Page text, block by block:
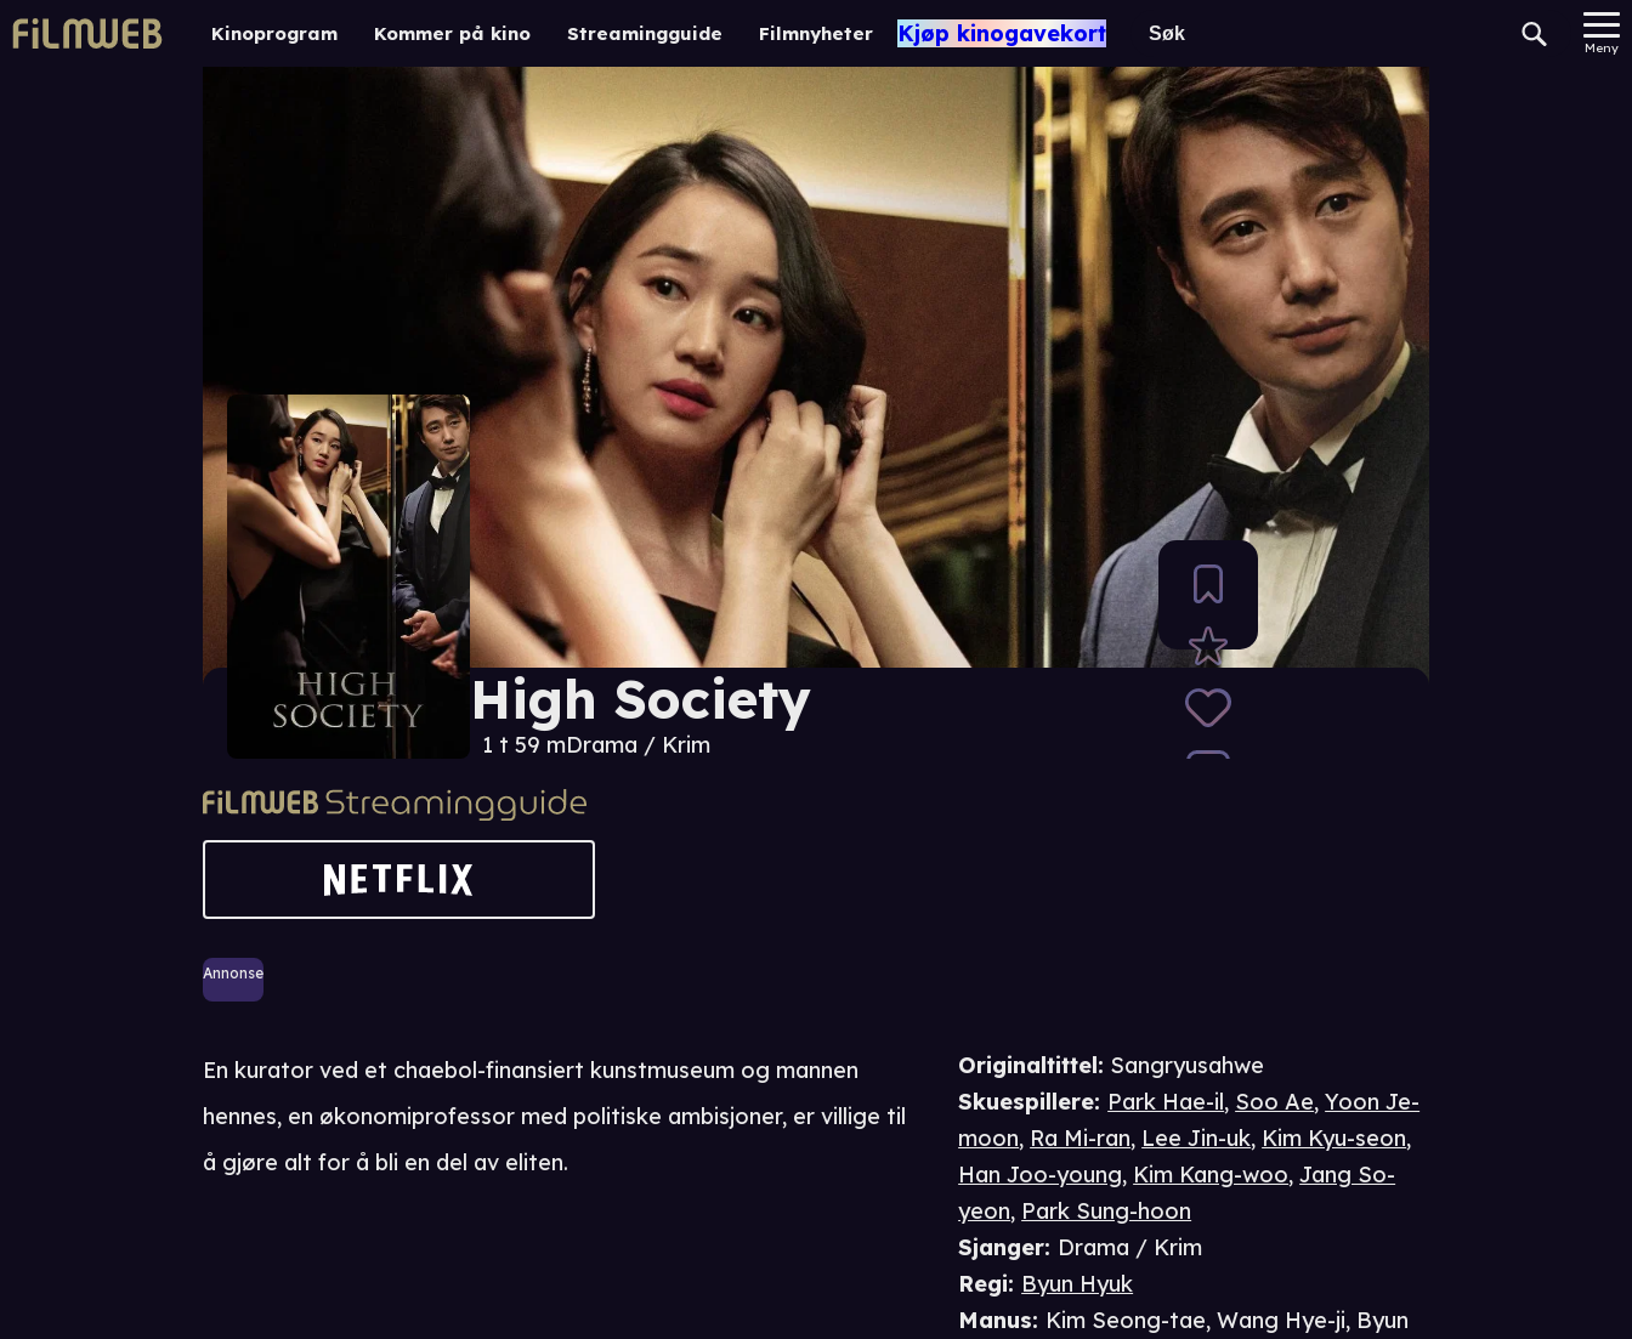
Kinoprogram Kommer på kino Streamingguide Filmnyheter Kjøp kinogavekort
Meny
High Society
1 t 59 mDrama / Krim
Annonse
Originaltittel: Sangryusahwe
Skuespillere: Park Hae-il, Soo Ae,Yoon Je-
moon, Ra Mi-ran, Lee Jin-uk, Kim Kyu-seon,
Han Joo-young, Kim Kang-woo,Jang So-
yeon, Park Sung-hoon
Sjanger: Drama / Krim
Regi: Byun Hyuk
Manus: Kim Seong-tae,Wang Hye-ji, Byun
En kurator ved et chaebol-finansiert kunstmuseum og mannen
hennes, en økonomiprofessor med politiske ambisjoner, er villige til
å gjøre alt for å bli en del av eliten.